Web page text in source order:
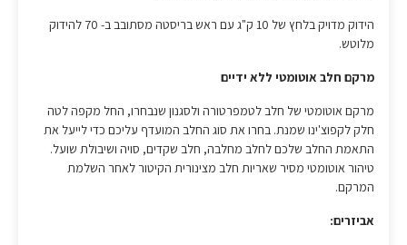
הידוק מדויק בלחץ של 10 ק"ג עם ראש בריסטה מסתובב ב- 70 להידוק
מלוטש.
מרקם חלב אוטומטי ללא ידיים
מרקם אוטומטי של חלב לטמפרטורה ולסגנון שנבחרו, החל מקפה לטה
חלק לקפוצ'ינו שמנת. בחרו את סוג החלב המועדף עליכם כדי לייעל את
התאמת החלב שלכם לחלב מחלבה, חלב שקדים, סויה ושיבולת שועל.
טיהור אוטומטי מסיר שאריות חלב מצינורית הקיטור לאחר השלמת
המרקם.
אביזרים: